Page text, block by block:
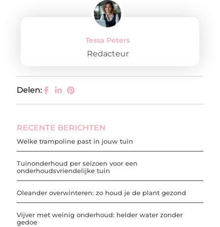
Tessa Peters
Redacteur
Delen:
RECENTE BERICHTEN
Welke trampoline past in jouw tuin
Tuinonderhoud per seizoen voor een
onderhoudsvriendelijke tuin
Oleander overwinteren: zo houd je de plant gezond
Vijver met weinig onderhoud: helder water zonder
gedoe